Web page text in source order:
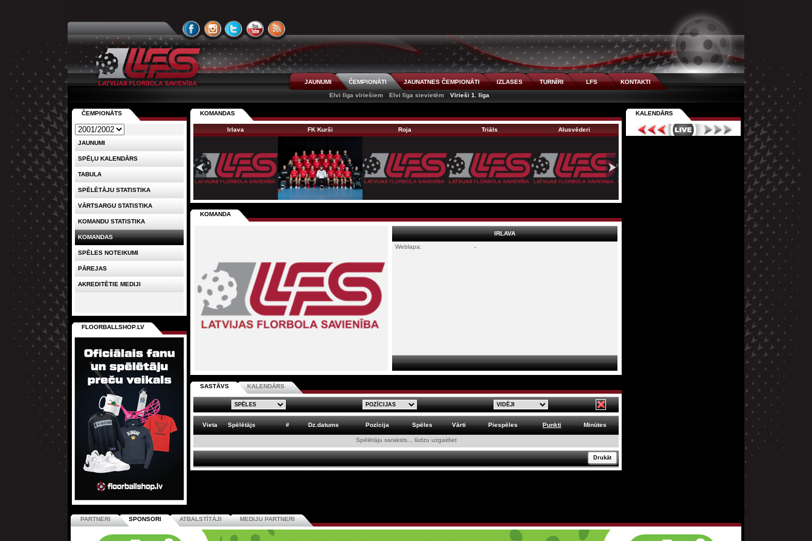
JAUNUMI ČEMPIONĀTI JAUNATNES ČEMPIONĀTI IZLASES TURNĪRI LFS
KONTAKTI
Elvi līga vīriešiem
Elvi līga sievietēm Vīrieši 1. līga
KOMANDAS
Irlava FK Kurši Roja Triāls Alusvēderi Ķekava 2 Talsi
KOMANDA
IRLAVA
Weblapa:
-
SASTĀVS KALENDĀRS
Vieta Spēlētājs # Dz.datums Pozīcija Spēles Vārti Piespēles Punkti Minūtes
Spēlētāju saraksts... lūdzu uzgaidiet
Drukāt
ČEMPIONĀTS
JAUNUMI
SPĒĻU KALENDĀRS
TABULA
SPĒLĒTĀJU STATISTIKA
VĀRTSARGU STATISTIKA
KOMANDU STATISTIKA
KOMANDAS
SPĒLES NOTEIKUMI
PĀREJAS
AKREDITĒTIE MEDIJI
FLOORBALLSHOP.LV
KALENDĀRS
PARTNERI SPONSORI ATBALSTĪTĀJI MEDIJU PARTNERI